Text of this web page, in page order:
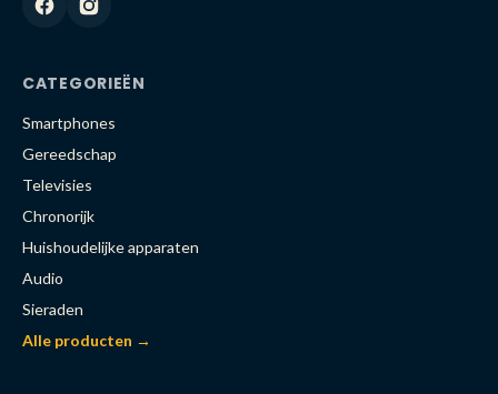
CATEGORIEËN
Smartphones
Gereedschap
Televisies
Chronorijk
Huishoudelijke apparaten
Audio
Sieraden
Alle producten →